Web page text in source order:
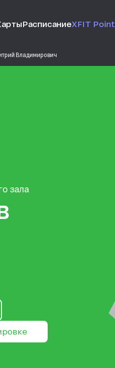
РасписаниеXFIT Point
Владимирович
зала